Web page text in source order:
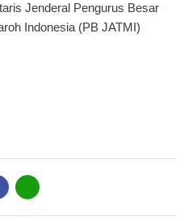
Jenderal Pengurus Besar
Indonesia (PB JATMI)